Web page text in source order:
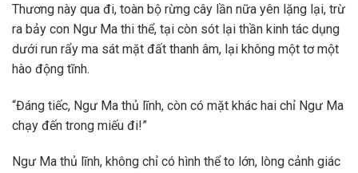
Thương này qua đi, toàn bộ rừng cây lần nữa yên lặng lại, trừ
ra bảy con Ngư Ma thi thể, tại còn sót lại thần kinh tác dụng
dưới run rẩy ma sát mặt đất thanh âm, lại không một tơ một
hào động tĩnh.
“Đáng tiếc, Ngư Ma thủ lĩnh, còn có mặt khác hai chỉ Ngư Ma
chạy đến trong miếu đi!”
Ngư Ma thủ lĩnh, không chỉ có hình thể to lớn, lòng cảnh giác